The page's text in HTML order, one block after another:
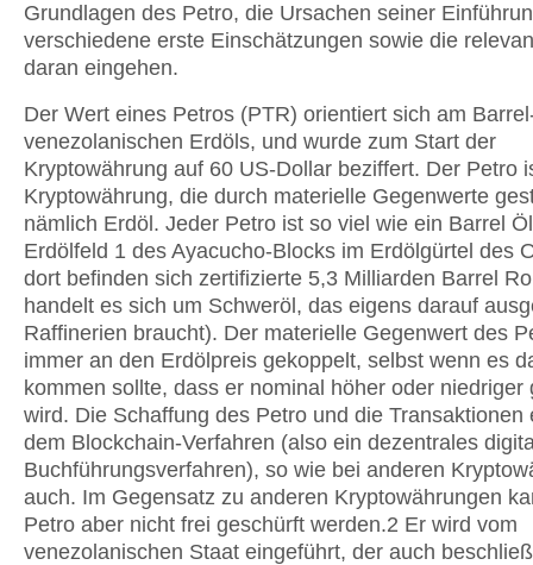
Grundlagen des Petro, die Ursachen seiner
verschiedene erste Einschätzungen sowie die
daran eingehen.
Der Wert eines Petros (PTR) orientiert sich am
venezolanischen Erdöls, und wurde zum Start der
Kryptowährung auf 60 US-Dollar beziffert. Der Petro
Kryptowährung, die durch materielle Gegenwerte
nämlich Erdöl. Jeder Petro ist so viel wie ein Barrel
Erdölfeld 1 des Ayacucho-Blocks im Erdölgürtel des
dort befinden sich zertifizierte 5,3 Milliarden Barrel
handelt es sich um Schweröl, das eigens darauf
Raffinerien braucht). Der materielle Gegenwert des
immer an den Erdölpreis gekoppelt, selbst wenn es
kommen sollte, dass er nominal höher oder niedriger
wird. Die Schaffung des Petro und die Transaktionen
dem Blockchain-Verfahren (also ein dezentrales
Buchführungsverfahren), so wie bei anderen
auch. Im Gegensatz zu anderen Kryptowährungen
Petro aber nicht frei geschürft werden.2 Er wird vom
venezolanischen Staat eingeführt, der auch